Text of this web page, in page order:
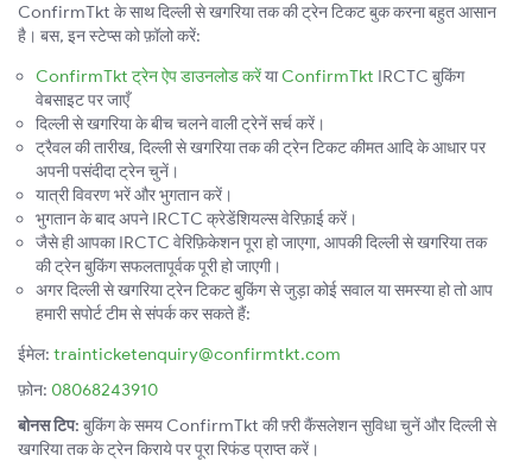
ConfirmTkt के साथ दिल्ली से खगरिया तक की ट्रेन टिकट बुक करना बहुत आसान
है। बस, इन स्टेप्स को फ़ॉलो करें:
ConfirmTkt ट्रेन ऐप डाउनलोड करेंयाConfirmTkt IRCTC बुकिंग
वेबसाइट पर जाएँ
दिल्ली से खगरिया के बीच चलने वाली ट्रेनें सर्च करें।
ट्रैवल की तारीख, दिल्ली से खगरिया तक की ट्रेन टिकट कीमत आदि के आधार पर
अपनी पसंदीदा ट्रेन चुनें।
यात्री विवरण भरें और भुगतान करें।
भुगतान के बाद अपने IRCTC क्रेडेंशियल्स वेरिफ़ाई करें।
जैसे ही आपका IRCTC वेरिफ़िकेशन पूरा हो जाएगा, आपकी दिल्ली से खगरिया तक
की ट्रेन बुकिंग सफलतापूर्वक पूरी हो जाएगी।
अगर दिल्ली से खगरिया ट्रेन टिकट बुकिंग से जुड़ा कोई सवाल या समस्या हो तो आप
हमारी सपोर्ट टीम से संपर्क कर सकते हैं:
ईमेल: trainticketenquiry@confirmtkt.com
फ़ोन: 08068243910
बोनस टिप: बुकिंग के समय ConfirmTkt की फ़्री कैंसलेशन सुविधा चुनें और दिल्ली से
खगरिया तक के ट्रेन किराये पर पूरा रिफंड प्राप्त करें।